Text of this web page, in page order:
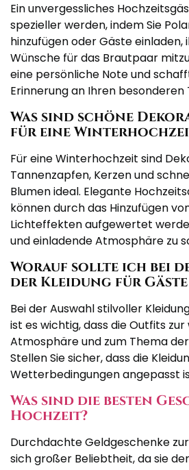
Ein unvergessliches
spezieller werden, indem Sie
hinzufügen oder Gäste einladen,
Wünsche für das Brautpaar
eine persönliche Note und
Erinnerung an Ihren besonderen
Was sind schöne
für eine
Für eine Winterhochzeit sind
Tannenzapfen, Kerzen und
Blumen ideal. Elegante
können durch das Hinzufügen
Lichteffekten aufgewertet
und einladende Atmosphäre zu
Worauf sollte ich bei
der Kleidung für
Bei der Auswahl stilvoller
ist es wichtig, dass die Outfits
Atmosphäre und zum Thema
Stellen Sie sicher, dass die
Wetterbedingungen angepasst
Was sind die besten
Hochzeit?
Durchdachte Geldgeschenke
sich großer Beliebtheit, da sie